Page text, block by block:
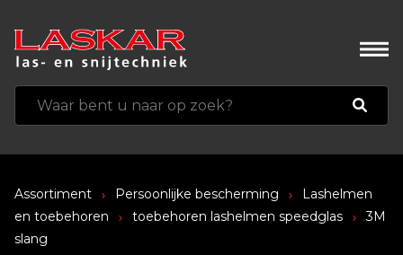
Assortiment Persoonlijke bescherming
Lashelmen
en toebehoren
toebehoren lashelmen speedglas
3M
slang